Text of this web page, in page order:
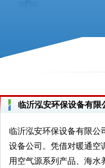
临沂泓安环保设备有限
临沂泓安环保设备有限公
设备公司。凭借对暖通空
用空气源系列产品、海水